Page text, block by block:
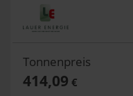
Tonnenpreis
414,09 €